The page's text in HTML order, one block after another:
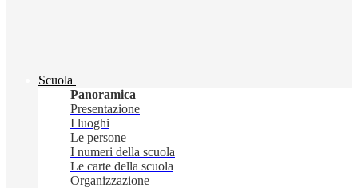
Scuola
Panoramica
Presentazione
I luoghi
Le persone
I numeri della scuola
Le carte della scuola
Organizzazione